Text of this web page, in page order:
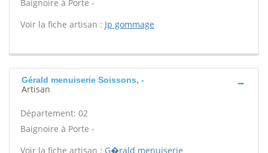
Baignoire à Porte -
Voir la fiche artisan : Jp gommage
Gérald menuiserie Soissons, -
Artisan
Département: 02
Baignoire à Porte -
Voir la fiche artisan : G�rald menuiserie